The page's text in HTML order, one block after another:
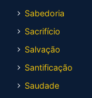
Sabedoria
Sacrifício
Salvação
Santificação
Saudade